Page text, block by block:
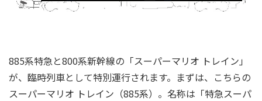
885系特急と800系新幹線の「スーパーマリオ トレイン」
が、臨時列車として特別運行されます。まずは、こちらの
スーパーマリオ トレイン（885系）。名称は「特急スーパ